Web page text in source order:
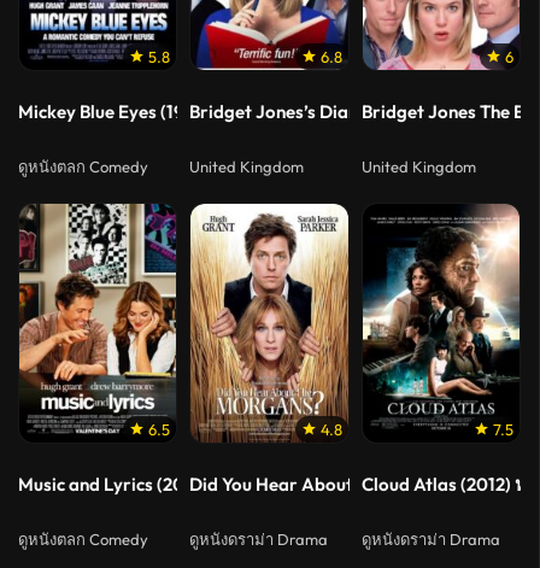
5.8
Mickey Blue Eyes (1999) มิคกี้ บลูอายส์ รักไม่ต้องพัก… คนฉ่ำรัก
ดูหนังตลก Comedy
6.8
Bridget Jones’s Diary (2001) บริตเจต โจ
United Kingdom
6
Bridget Jones The
United Kingdom
6.5
Music and Lyrics (2007) สี่ห้องใจนี้ มีแต่เสียงเธอ
ดูหนังตลก Comedy
4.8
Did You Hear About The Morgans
ดูหนังดราม่า Drama
7.5
Cloud Atlas (2012) ห
ดูหนังดราม่า Drama